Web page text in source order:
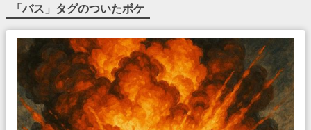
「バス 」タグのついたボケ